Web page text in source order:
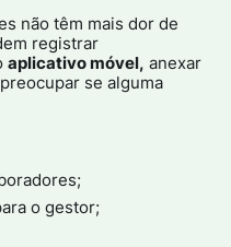
não têm mais dor de
registrar
aplicativo móvel, anexar
se alguma
o gestor;